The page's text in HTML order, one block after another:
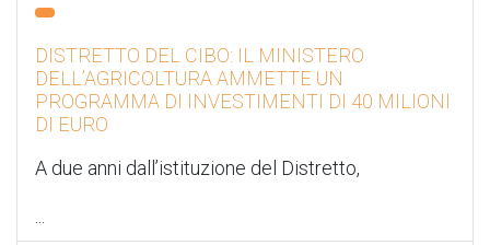
DISTRETTO DEL CIBO: IL MINISTERO
DELL’AGRICOLTURA AMMETTE UN
PROGRAMMA DI INVESTIMENTI DI 40 MILIONI
DI EURO
A due anni dall’istituzione del Distretto,
...